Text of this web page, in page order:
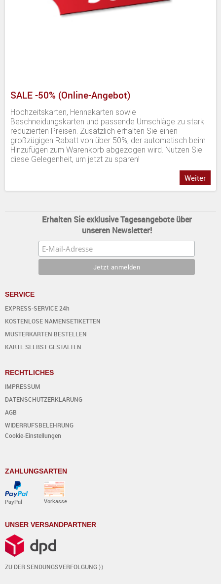
SALE -50% (Online-Angebot)
Hochzeitskarten, Hennakarten sowie
Beschneidungskarten und passende Umschläge zu stark
reduzierten Preisen. Zusätzlich erhalten Sie einen
großzügigen Rabatt von über 50%, der automatisch beim
Hinzufügen zum Warenkorb abgezogen wird. Nutzen Sie
diese Gelegenheit, um jetzt zu sparen!
Weiter
Erhalten Sie exklusive Tagesangebote über
unseren Newsletter!
SERVICE
EXPRESS-SERVICE 24h
KOSTENLOSE NAMENSETIKETTEN
MUSTERKARTEN BESTELLEN
KARTE SELBST GESTALTEN
RECHTLICHES
IMPRESSUM
DATENSCHUTZERKLÄRUNG
AGB
WIDERRUFSBELEHRUNG
Cookie-Einstellungen
ZAHLUNGSARTEN
PayPal Vorkasse
UNSER VERSANDPARTNER
ZU DER SENDUNGSVERFOLGUNG ⟩⟩